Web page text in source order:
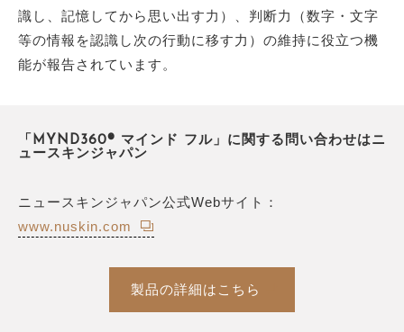
識し、記憶してから思い出す力）、判断力（数字・文字
等の情報を認識し次の行動に移す力）の維持に役立つ機
能が報告されています。
「MYND360® マインド フル」に関する問い合わせはニ
ュースキンジャパン
ニュースキンジャパン公式Webサイト：
www.nuskin.com
製品の詳細はこちら